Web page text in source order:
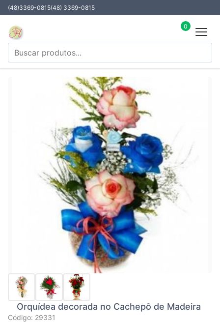
(48)3369-0815(48) 3369-0815
0
Orquídea decorada no Cachepô de Madeira
Código: 29331